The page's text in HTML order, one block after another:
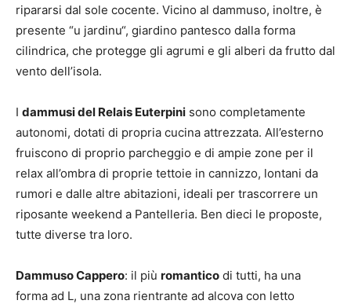
ripararsi dal sole cocente. Vicino al dammuso, inoltre, è
presente “u jardinu“, giardino pantesco dalla forma
cilindrica, che protegge gli agrumi e gli alberi da frutto dal
vento dell’isola.
I dammusi del Relais Euterpini sono completamente
autonomi, dotati di propria cucina attrezzata. All’esterno
fruiscono di proprio parcheggio e di ampie zone per il
relax all’ombra di proprie tettoie in cannizzo, lontani da
rumori e dalle altre abitazioni, ideali per trascorrere un
riposante weekend a Pantelleria. Ben dieci le proposte,
tutte diverse tra loro.
Dammuso Cappero: il più romantico di tutti, ha una
forma ad L, una zona rientrante ad alcova con letto